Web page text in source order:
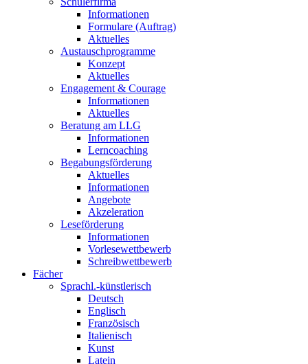
Informationen
Formulare (Auftrag)
Aktuelles
Austauschprogramme
Konzept
Aktuelles
Engagement & Courage
Informationen
Aktuelles
Beratung am LLG
Informationen
Lerncoaching
Begabungsförderung
Aktuelles
Informationen
Angebote
Akzeleration
Leseförderung
Informationen
Vorlesewettbewerb
Schreibwettbewerb
Fächer
Sprachl.-künstlerisch
Deutsch
Englisch
Französisch
Italienisch
Kunst
Latein